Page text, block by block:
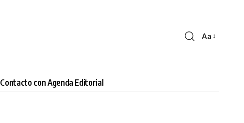
Cambiar
Aa
Contacto con Agenda Editorial